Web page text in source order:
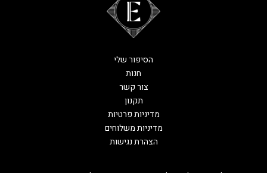
הסיפור שלי
חנות
צור קשר
תקנון
מדיניות פרטיות
מדיניות משלוחים
הצהרת נגישות